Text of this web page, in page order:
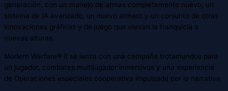
generación, con un manejo de armas completamente nuevo, un
sistema de IA avanzado, un nuevo armero y un conjunto de otras
innovaciones gráficas y de juego que elevan la franquicia a
nuevas alturas.
Modern Warfare® II se lanza con una campaña trotamundos para
un jugador, combates multijugador inmersivos y una experiencia
de Operaciones especiales cooperativa impulsada por la narrativa.